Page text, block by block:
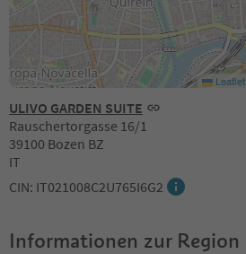
ULIVO GARDEN SUITE
Rauschertorgasse 16/1
39100 Bozen BZ
IT
CIN: IT021008C2U765I6G2
Leaflet
Informationen zur Region